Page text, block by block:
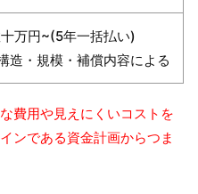
万円~(5年一括払い)
造・規模・補償内容による
費用や見えにくいコストを
ンである資金計画からつま